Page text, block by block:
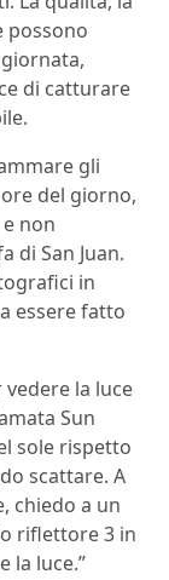
possono
di catturare
gli
del giorno,
non
di San Juan.
in
essere fatto
la luce
Sun
sole rispetto
scattare. A
chiedo a un
riflettore 3 in
la luce.”